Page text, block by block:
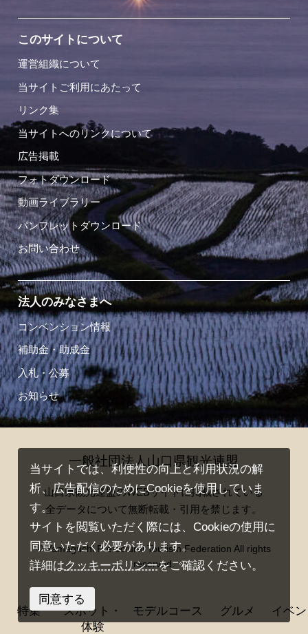
このサイトについて
運営組織について
当サイトご利用にあたって
リンク集
当サイトへのリンクについて
広告掲載
フォトダウンロード
動画ライブラリー
パンフレットダウンロード
お問い合わせ
法人のみなさまへ
コンベンション情報
補助金・助成金
入札・公募
お知らせ
一般社団法人山口県観光連盟
山口県観光連盟のWEBサイトに掲載されている
全データについて無断転載・引用を禁じます。
© Yamaguchi Prefectural Tourism Federation All rights
reserved.
特集
スポット・
体験
モデルコース グルメ イベ
当サイトでは、利便性の向上と利用状況の解
析、広告配信のためにCookieを使用していま
す。
サイトを閲覧いただく際には、Cookieの使用に
同意いただく必要があります。
詳細はクッキーポリシーをご確認ください。
同意する